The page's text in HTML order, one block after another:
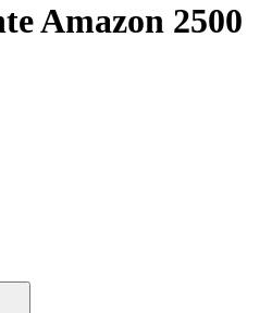
Amazon 2500